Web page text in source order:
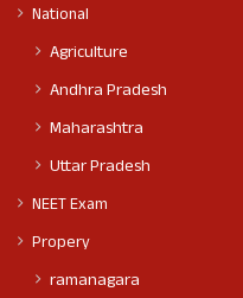
National
Agriculture
Andhra Pradesh
Maharashtra
Uttar Pradesh
NEET Exam
Propery
ramanagara